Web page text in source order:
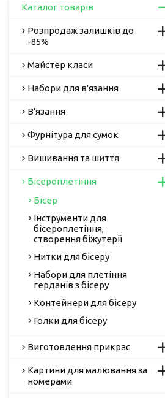
Каталог товарів
Розпродаж залишків до
-85%
Майстер класи
Набори для в'язання
В'язання
Фурнітура для сумок
Вишивання та шиття
Бісероплетіння
Бісер
Інструменти для
бісероплетіння,
створення біжутерії
Нитки для бісеру
Набори для плетіння
герданів з бісеру
Контейнери для бісеру
Голки для бісеру
Виготовлення прикрас
Картини для малювання за
номерами